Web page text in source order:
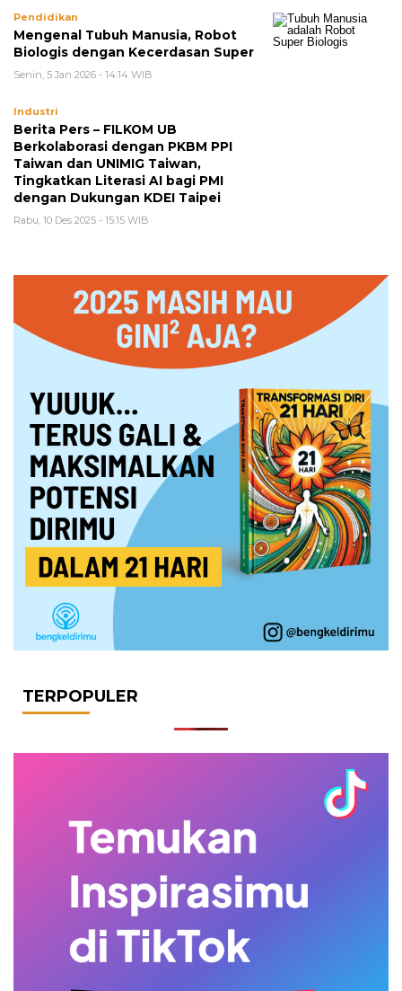
Pendidikan
Mengenal Tubuh Manusia, Robot
Biologis dengan Kecerdasan Super
Senin, 5 Jan 2026 - 14:14 WIB
Industri
Berita Pers – FILKOM UB
Berkolaborasi dengan PKBM PPI
Taiwan dan UNIMIG Taiwan,
Tingkatkan Literasi AI bagi PMI
dengan Dukungan KDEI Taipei
Rabu, 10 Des 2025 - 15:15 WIB
TERPOPULER